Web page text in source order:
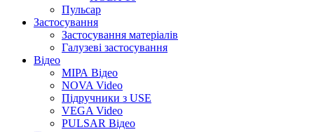
Пульсар
Застосування
Застосування матеріалів
Галузеві застосування
Відео
МІРА Відео
NOVA Video
Підручники з USE
VEGA Video
PULSAR Відео